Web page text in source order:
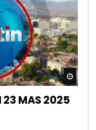
23 MAS 2025